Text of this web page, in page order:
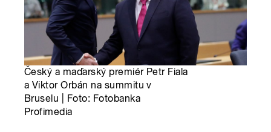
Český a maďarský premiér Petr Fiala
a Viktor Orbán na summitu v
Bruselu | Foto: Fotobanka
Profimedia